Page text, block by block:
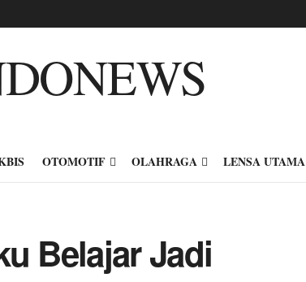
OTOMOTIF OLAHRAGA LENSA UTAMA
Belajar Jadi